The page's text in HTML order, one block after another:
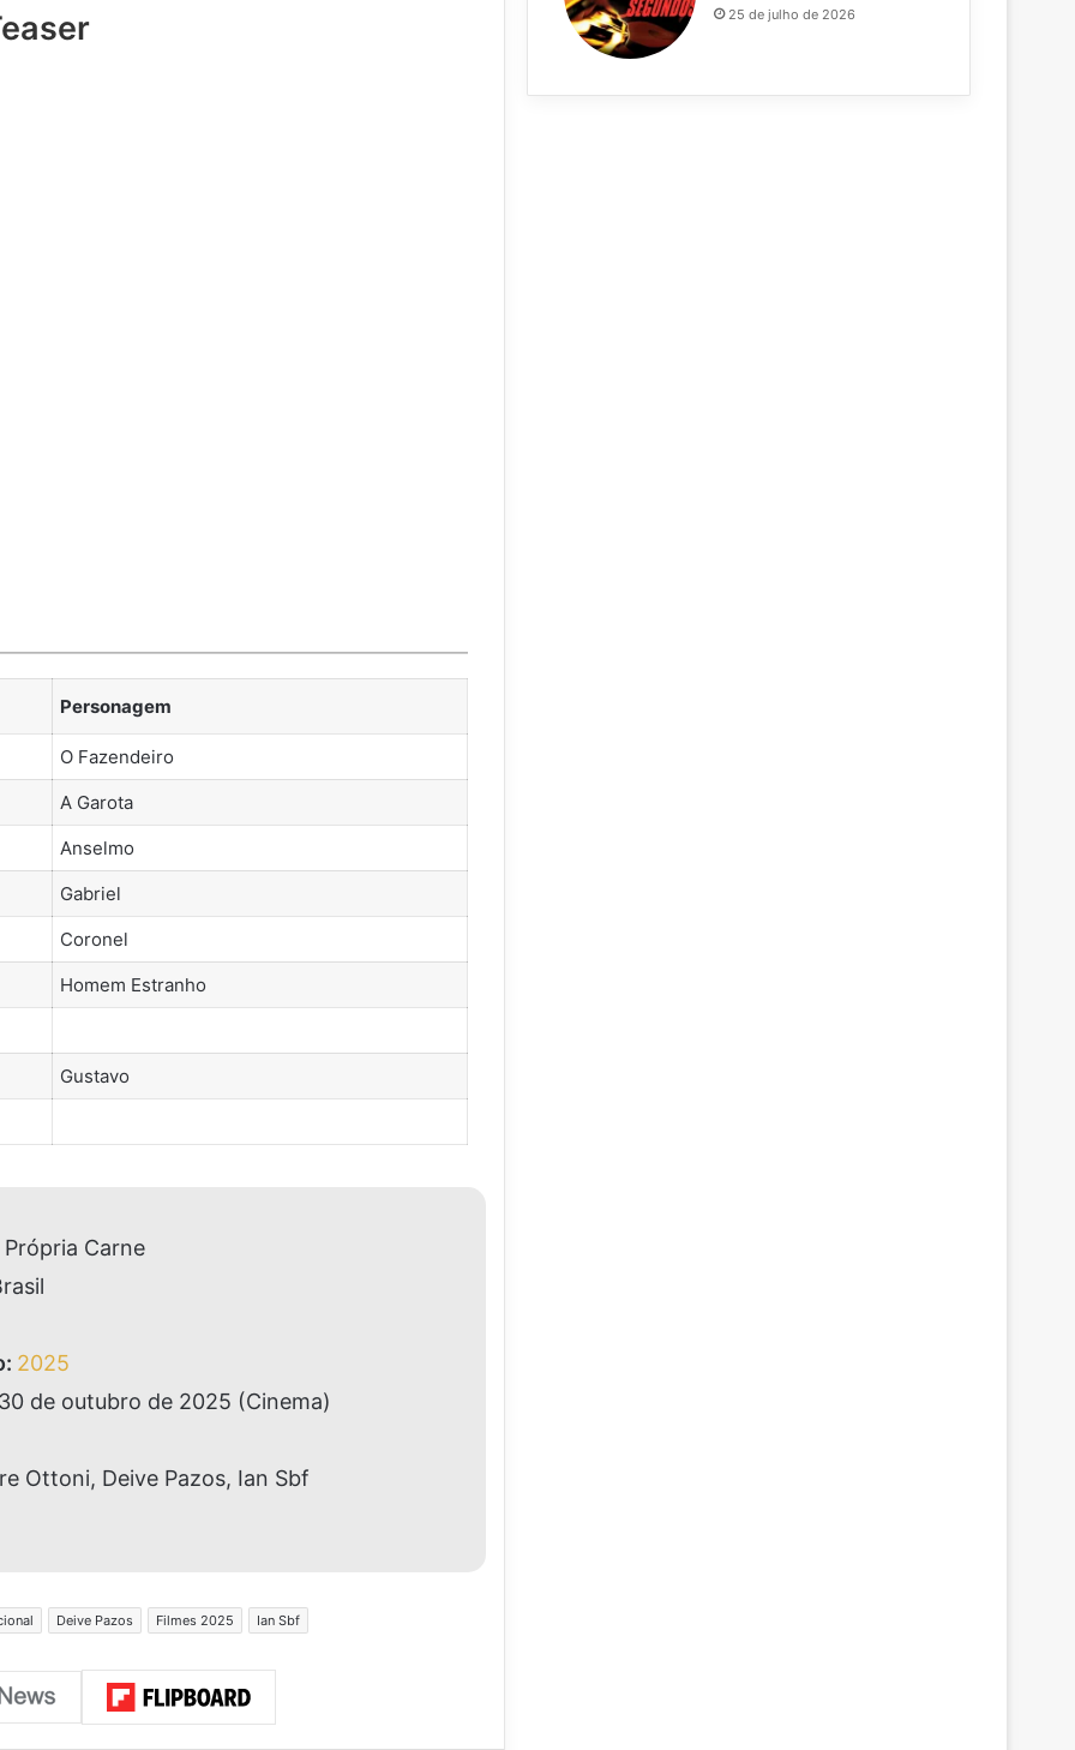
Personagem
O Fazendeiro
A Garota
Anselmo
Gabriel
Coronel
Homem Estranho
Gustavo
Própria Carne
2025
de outubro de 2025 (Cinema)
Ottoni, Deive Pazos, Ian Sbf
Deive Pazos Filmes 2025 Ian Sbf
25 de julho de 2026